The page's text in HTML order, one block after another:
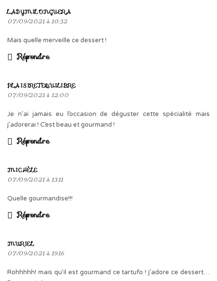
LADYMILONGUERA
07/09/2021 à 10:32
Mais quelle merveille ce dessert !
Répondre
PLAISIRETEQUILIBRE
07/09/2021 à 12:00
Je n’ai jamais eu l’occasion de déguster cette spécialité mais
j’adorerai ! C’est beau et gourmand !
Répondre
MICHÈLE
07/09/2021 à 13:11
Quelle gourmandise!!!
Répondre
MURIEL
07/09/2021 à 19:16
Rohhhhh! mais qu’il est gourmand ce tartufo ! j’adore ce dessert…